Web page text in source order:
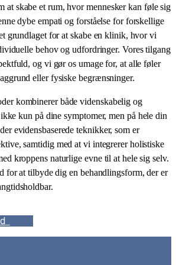
at skabe et rum, hvor mennesker kan føle sig
dybe empati og forståelse for forskellige
grundlaget for at skabe en klinik, hvor vi
behov og udfordringer. Vores tilgang
og vi gør os umage for, at alle føler
eller fysiske begrænsninger.
kombinerer både videnskabelig og
kun på dine symptomer, men på hele din
evidensbaserede teknikker, som er
samtidig med at vi integrerer holistiske
kroppens naturlige evne til at hele sig selv.
for at tilbyde dig en behandlingsform, der er
d